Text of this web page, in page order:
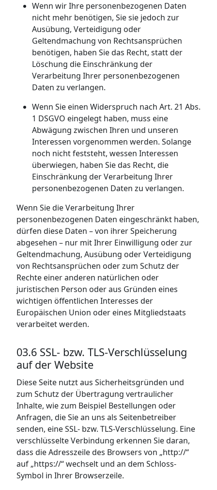
Wenn wir Ihre personenbezogenen Daten
nicht mehr benötigen, Sie sie jedoch zur
Ausübung, Verteidigung oder
Geltendmachung von Rechtsansprüchen
benötigen, haben Sie das Recht, statt der
Löschung die Einschränkung der
Verarbeitung Ihrer personenbezogenen
Daten zu verlangen.
Wenn Sie einen Widerspruch nach Art. 21 Abs.
1 DSGVO eingelegt haben, muss eine
Abwägung zwischen Ihren und unseren
Interessen vorgenommen werden. Solange
noch nicht feststeht, wessen Interessen
überwiegen, haben Sie das Recht, die
Einschränkung der Verarbeitung Ihrer
personenbezogenen Daten zu verlangen.
Wenn Sie die Verarbeitung Ihrer
personenbezogenen Daten eingeschränkt haben,
dürfen diese Daten – von ihrer Speicherung
abgesehen – nur mit Ihrer Einwilligung oder zur
Geltendmachung, Ausübung oder Verteidigung
von Rechtsansprüchen oder zum Schutz der
Rechte einer anderen natürlichen oder
juristischen Person oder aus Gründen eines
wichtigen öffentlichen Interesses der
Europäischen Union oder eines Mitgliedstaats
verarbeitet werden.
03.6 SSL- bzw. TLS-Verschlüsselung
auf der Website
Diese Seite nutzt aus Sicherheitsgründen und
zum Schutz der Übertragung vertraulicher
Inhalte, wie zum Beispiel Bestellungen oder
Anfragen, die Sie an uns als Seitenbetreiber
senden, eine SSL- bzw. TLS-Verschlüsselung. Eine
verschlüsselte Verbindung erkennen Sie daran,
dass die Adresszeile des Browsers von „http://“
auf „https://“ wechselt und an dem Schloss-
Symbol in Ihrer Browserzeile.